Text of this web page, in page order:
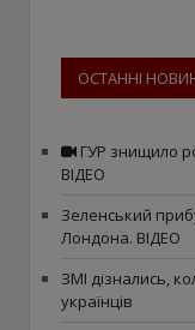
ОСТАННІ
ГУР знищило
ВІДЕО
Зеленський
Лондона. ВІДЕО
ЗМІ дізнались,
українців